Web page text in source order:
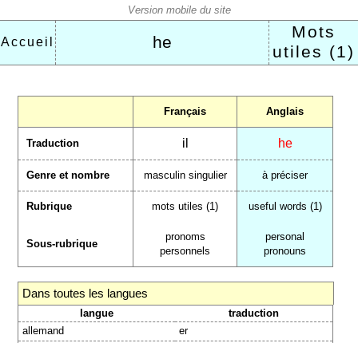
Accueil he
Mots
utiles (1)
Français Anglais
Traduction il he
Genre et nombre masculin singulier à préciser
Rubrique mots utiles (1) useful words (1)
Sous-rubrique
pronoms
personnels
personal
pronouns
Dans toutes les langues
langue
traduction
allemand
er